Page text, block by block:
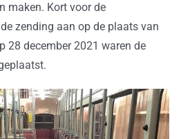
maken. Kort voor de
zending aan op de plaats van
28 december 2021 waren de